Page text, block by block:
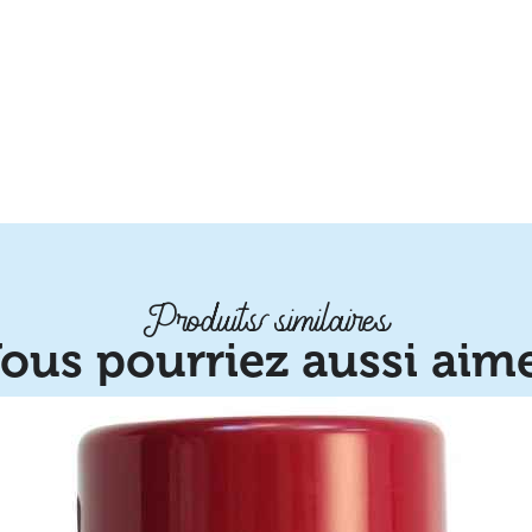
Produits similaires
pourriez aussi